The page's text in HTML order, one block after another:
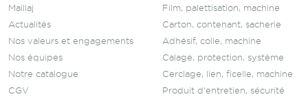
Maillaj
Actualités
Nos valeurs et engagements
Nos équipes
Notre catalogue
CGV
Film, palettisation, machine
Carton, contenant, sacherie
Adhésif, colle, machine
Calage, protection, système
Cerclage, lien, ficelle, machine
Produit d'entretien, sécurité